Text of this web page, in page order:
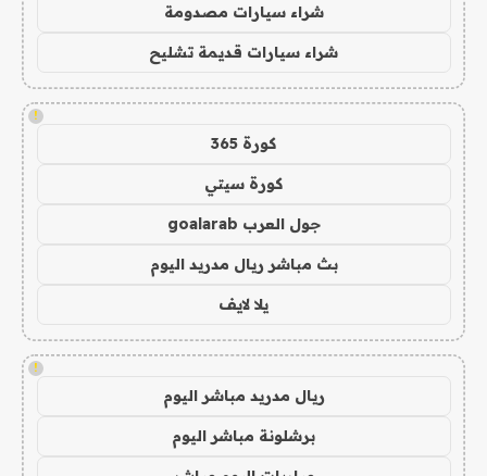
شراء سيارات مصدومة
شراء سيارات قديمة تشليح
!
كورة 365
كورة سيتي
جول العرب goalarab
بث مباشر ريال مدريد اليوم
يلا لايف
!
ريال مدريد مباشر اليوم
برشلونة مباشر اليوم